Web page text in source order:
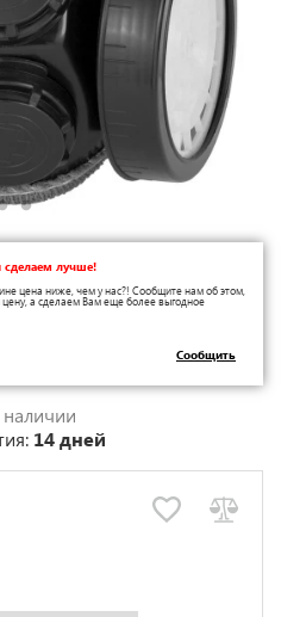
лучше!
цена ниже, чем у нас?! Сообщите нам об этом,
а сделаем Вам еще более выгодное
Сообщить
14 дней